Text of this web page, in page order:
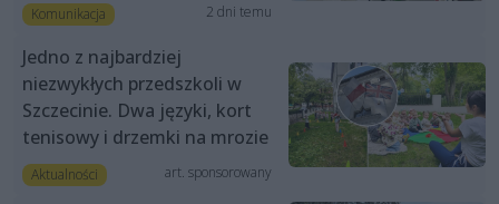
Komunikacja 2 dni temu
Jedno z najbardziej
niezwykłych przedszkoli w
Szczecinie. Dwa języki, kort
tenisowy i drzemki na mrozie
Aktualności art. sponsorowany